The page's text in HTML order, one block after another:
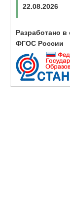
22.08.2026
Разработано в
ФГОС России